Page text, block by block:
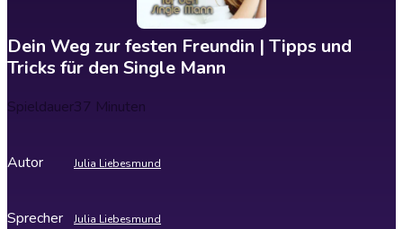
Dein Weg zur festen Freundin | Tipps und
Tricks für den Single Mann
Spieldauer37 Minuten
Autor Julia Liebesmund
Sprecher Julia Liebesmund